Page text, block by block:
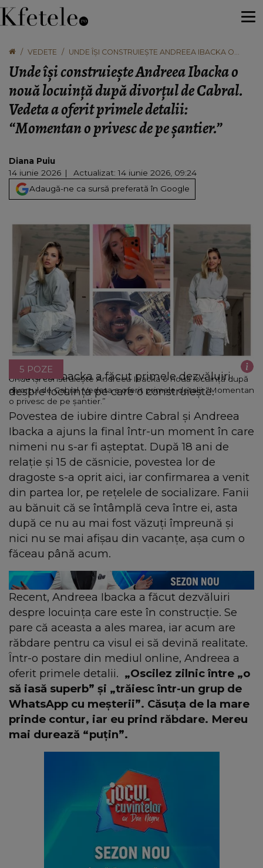
VEDETE
UNDE ÎȘI CONSTRUIEȘTE ANDREEA IBACKA O
VEDETA A OFERIT PRIMELE DETALII: “MOMENTAN
O PRIVESC DE PE ȘANTIER.”
Unde își construiește Andreea Ibacka o
nouă locuință după divorțul de Cabral.
Vedeta a oferit primele detalii:
“Momentan o privesc de pe șantier.”
Diana Puiu
14 iunie 2026
Actualizat: 14 iunie 2026, 09:24
Adaugă-ne ca sursă preferată în Google
Unde își construiește Andreea Ibacka o nouă locuință după
divorțul de Cabral. Vedeta a oferit primele detalii: “Momentan
o privesc de pe șantier.”
5 POZE
Andreea Ibacka a făcut primele dezvăluiri
despre locuința pe care o construiește.
Povestea de iubire dintre Cabral și Andreea
Ibacka a ajuns la final într-un moment în care
nimeni nu s-ar fi așteptat. După 18 ani de
relație și 15 de căsnicie, povestea lor de
dragoste s-a oprit aici, iar confirmarea a venit
din partea lor, pe rețelele de socializare. Fanii
au bănuit că se întâmplă ceva între ei, asta
după ce nu au mai fost văzuți împreună și
nici nu se mai afișau din vacanțe, așa cum o
făceau până acum.
Recent, Andreea Ibacka a făcut dezvăluiri
despre locuința care este în construcție. Se
pare că aceasta a ales marea, iar acum are
răbdare pentru ca visul ei să devină realitate.
Într-o postare din mediul online, Andreea a
oferit primele detalii. „Oscilez zilnic între „o
să iasă superb” și „trăiesc într-un grup de
WhatsApp cu meșterii”. Căsuța de la mare
prinde contur, iar eu prind răbdare. Mereu
mai durează “puțin”.